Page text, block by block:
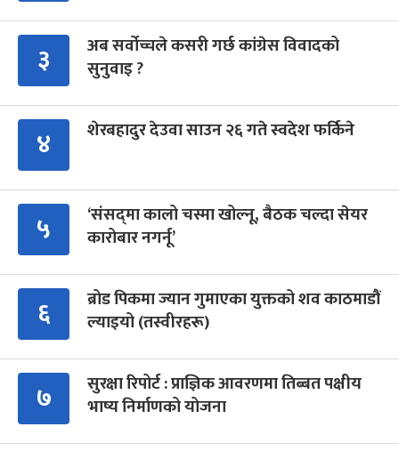
३
अब सर्वोच्चले कसरी गर्छ कांग्रेस विवादको
सुनुवाइ ?
४ शेरबहादुर देउवा साउन २६ गते स्वदेश फर्किने
५
‘संसद्‍मा कालो चस्मा खोल्नू, बैठक चल्दा सेयर
कारोबार नगर्नू’
६
ब्रोड पिकमा ज्यान गुमाएका युक्तको शव काठमाडौं
ल्याइयो (तस्वीरहरू)
७
सुरक्षा रिपोर्ट : प्राज्ञिक आवरणमा तिब्बत पक्षीय
भाष्य निर्माणको योजना